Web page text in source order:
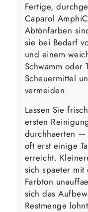
Fertige,
Caparol
Abtönfarben
sie bei Bedarf
und einem
Schwamm oder
Scheuermittel
vermeiden.
Lassen Sie
ersten
durchhaerten —
oft erst einige
erreicht.
sich spaeter mit
Farbton
sich das
Restmenge